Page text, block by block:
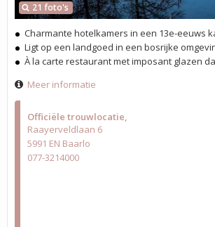
Officiële trouwlocatie
Raayerveldlaan 6
5991 EN Baarlo
077-3214000
21 foto's
Charmante hotelkamers in een 13e-eeuws
Ligt op een landgoed in een bosrijke
À la carte restaurant met imposant glazen
Meer informatie